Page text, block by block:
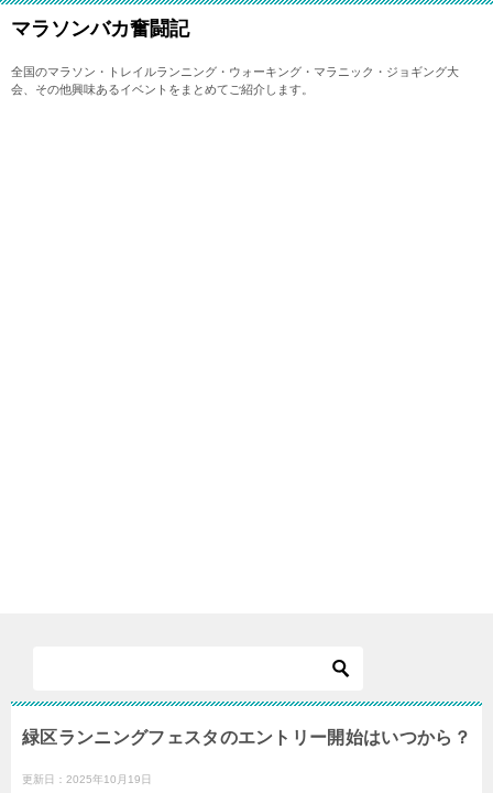
マラソンバカ奮闘記
全国のマラソン・トレイルランニング・ウォーキング・マラニック・ジョギング大
会、その他興味あるイベントをまとめてご紹介します。
緑区ランニングフェスタのエントリー開始はいつから？
更新日： 2025年10月19日